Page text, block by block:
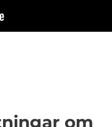
om